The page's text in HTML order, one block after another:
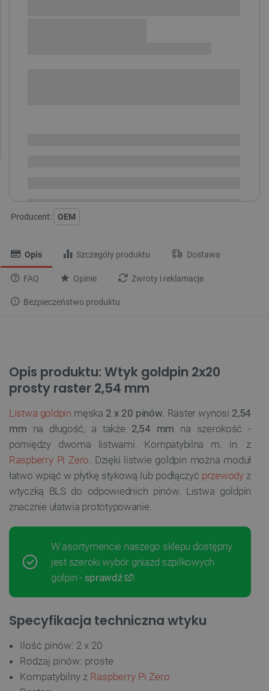
Producent: OEM
Opis Szczegóły produktu Dostawa
FAQ Opinie Zwroty i reklamacje
Bezpieczeństwo produktu
Opis produktu: Wtyk goldpin 2x20
prosty raster 2,54 mm
Listwa goldpin męska 2 x 20 pinów. Raster wynosi 2,54
mm na długość, a także 2,54 mm na szerokość -
pomiędzy dwoma listwami. Kompatybilna m. in. z
Raspberry Pi Zero. Dzięki listwie goldpin można moduł
łatwo wpiąć w płytkę stykową lub podłączyć przewodyz
wtyczką BLS do odpowiednich pinów. Listwa goldpin
znacznie ułatwia prototypowanie.
W asortymencie naszego sklepu dostępny
jest szeroki wybór gniazd szpilkowych
golpin - sprawdź !
Specyfikacja techniczna wtyku
Ilość pinów: 2 x 20
Rodzaj pinów: proste
Kompatybilny z Raspberry Pi Zero